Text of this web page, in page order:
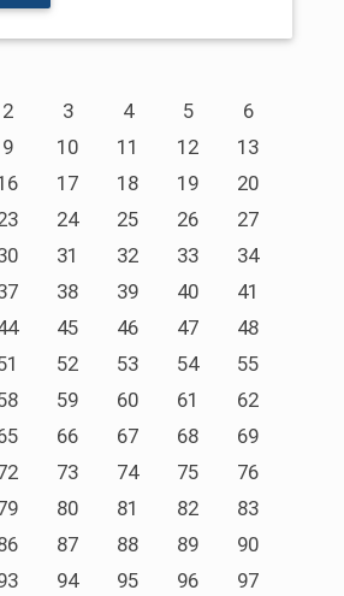
2 3 4 5
6
9 10 11 12
13
17 18 19
20
24 25 26
27
31 32 33
34
38 39 40
41
45 46 47
48
52 53 54
55
59 60 61
62
66 67 68
69
73 74 75
76
80 81 82
83
87 88 89
90
94 95 96
97